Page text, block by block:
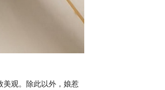
美观。除此以外，娘惹